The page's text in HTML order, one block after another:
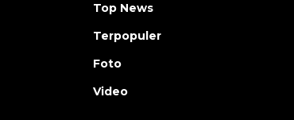
Top News
Terpopuler
Foto
Video